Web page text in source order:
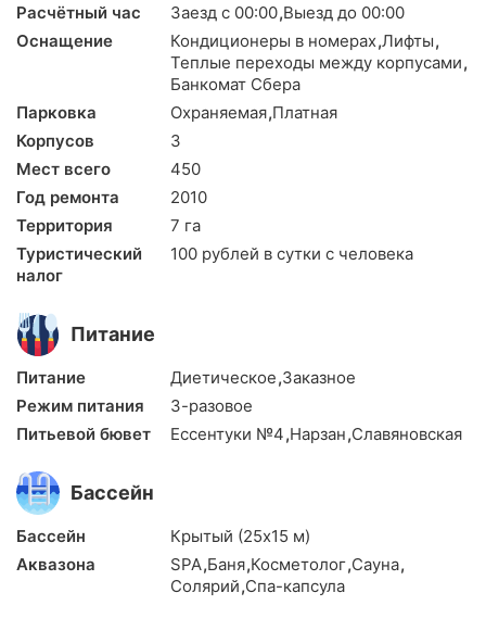
Расчётный час
Заезд с 00:00,Выезд до 00:00
Оснащение
Кондиционеры в номерах,Лифты,
Теплые переходы между корпусами,
Банкомат Сбера
Парковка
Охраняемая,Платная
Корпусов
3
Мест всего
450
Год ремонта
2010
Территория
7 га
Туристический
налог
100 рублей в сутки с человека
Питание
Питание Диетическое,Заказное
Режим питания
3-разовое
Питьевой бювет
Ессентуки №4,Нарзан,Славяновская
Бассейн
Бассейн
Крытый (25х15 м)
Аквазона
SPA,Баня,Косметолог,Сауна,
Солярий,Спа-капсула